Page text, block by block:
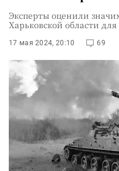
Эксперты оценили
Харьковской области
17 мая 2024, 20:10 69